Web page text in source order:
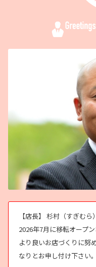
【店長】 杉村（すぎむら）
2026年7月に移転オープン
より良いお店づくりに努
なりとお申し付け下さい。